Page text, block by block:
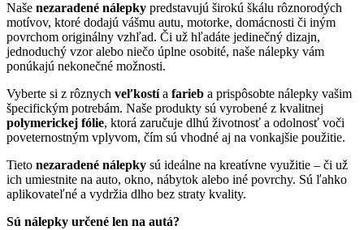
Naše nezaradené nálepky predstavujú širokú škálu rôznorodých
motívov, ktoré dodajú vášmu autu, motorke, domácnosti či iným
povrchom originálny vzhľad. Či už hľadáte jedinečný dizajn,
jednoduchý vzor alebo niečo úplne osobité, naše nálepky vám
ponúkajú nekonečné možnosti.
Vyberte si z rôznych veľkostía farieb a prispôsobte nálepky vašim
špecifickým potrebám. Naše produkty sú vyrobené z kvalitnej
polymerickej fólie, ktorá zaručuje dlhú životnosť a odolnosť voči
poveternostným vplyvom, čím sú vhodné aj na vonkajšie použitie.
Tieto nezaradené nálepky sú ideálne na kreatívne využitie – či už
ich umiestnite na auto, okno, nábytok alebo iné povrchy. Sú ľahko
aplikovateľné a vydržia dlho bez straty kvality.
Sú nálepky určené len na autá?